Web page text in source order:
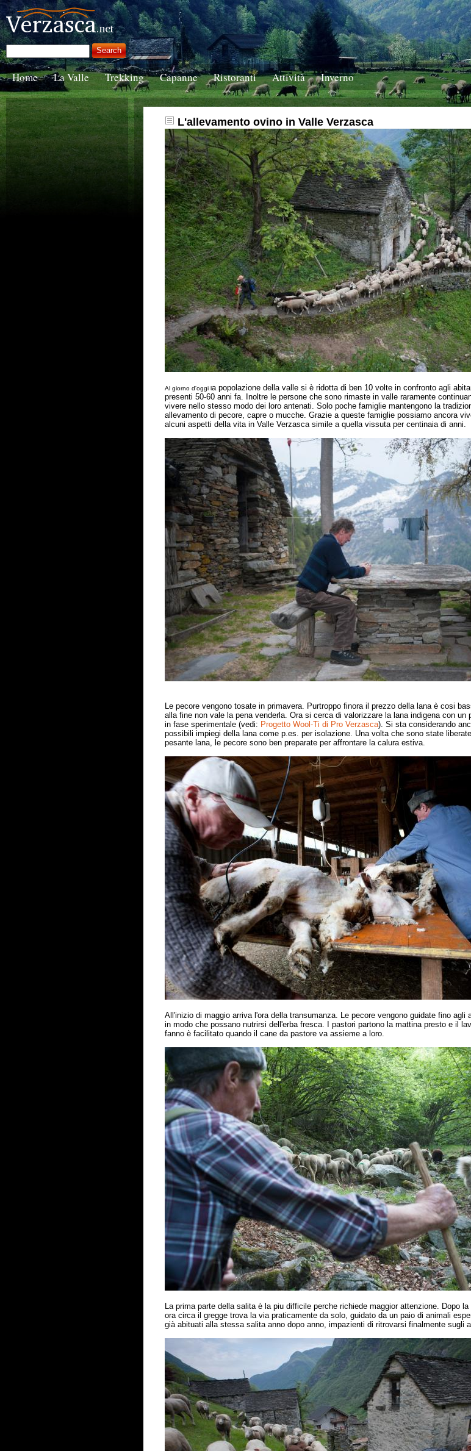
Home La Valle Trekking Capanne Ristoranti Attività Inverno
L'allevamento ovino in Valle Verzasca
Al giorno d'oggi la popolazione della valle si è ridotta di ben 10 volte in confronto agli
presenti 50-60 anni fa. Inoltre le persone che sono rimaste in valle raramente
vivere nello stesso modo dei loro antenati. Solo poche famiglie mantengono la
allevamento di pecore, capre o mucche. Grazie a queste famiglie possiamo ancora
alcuni aspetti della vita in Valle Verzasca simile a quella vissuta per centinaia di anni.
Le pecore vengono tosate in primavera. Purtroppo finora il prezzo della lana è cosi
alla fine non vale la pena venderla. Ora si cerca di valorizzare la lana indigena con un
in fase sperimentale (vedi: Progetto Wool-Ti di Pro Verzasca). Si sta considerando
possibili impiegi della lana come p.es. per isolazione. Una volta che sono state
pesante lana, le pecore sono ben preparate per affrontare la calura estiva.
All'inizio di maggio arriva l'ora della transumanza. Le pecore vengono guidate fino agli
in modo che possano nutrirsi dell'erba fresca. I pastori partono la mattina presto e il
fanno è facilitato quando il cane da pastore va assieme a loro.
La prima parte della salita è la piu difficile perche richiede maggior attenzione. Dopo la
ora circa il gregge trova la via praticamente da solo, guidato da un paio di animali
giàabituati alla stessa salita anno dopo anno, impazienti di ritrovarsi finalmente sugli